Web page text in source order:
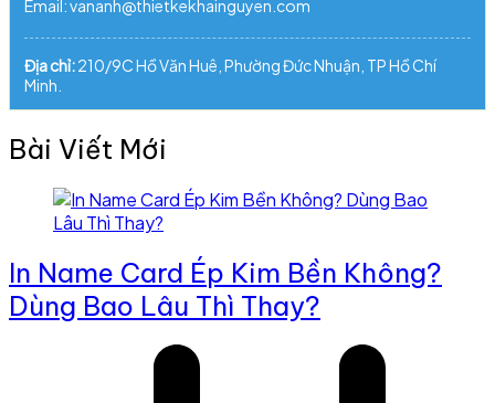
Email: vananh@thietkekhainguyen.com
Địa chỉ:210/9C Hồ Văn Huê, Phường Đức Nhuận, TP Hồ Chí
Minh.
Bài Viết Mới
In Name Card Ép Kim Bền Không?
Dùng Bao Lâu Thì Thay?